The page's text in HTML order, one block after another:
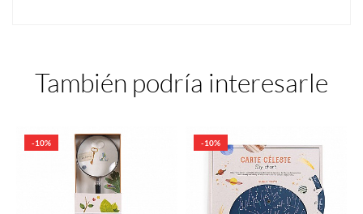
También podría interesarle
-10% -10%